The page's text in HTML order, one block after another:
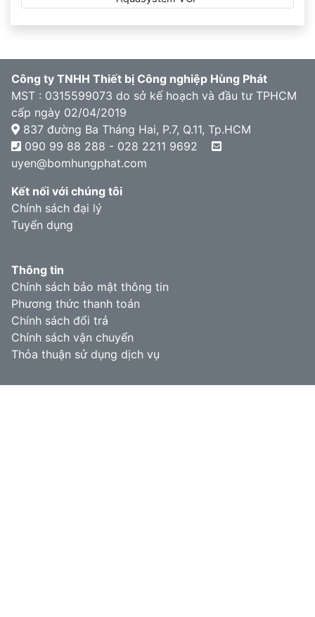
Công ty TNHH Thiết bị Công nghiệp Hùng Phát
MST : 0315599073 do sở kế hoạch và đầu tư TPHCM
cấp ngày 02/04/2019
837 đường Ba Tháng Hai, P.7, Q.11, Tp.HCM
090 99 88 288 - 028 2211 9692
uyen@bomhungphat.com
Kết nối với chúng tôi
Chính sách đại lý
Tuyển dụng
Thông tin
Chính sách bảo mật thông tin
Phương thức thanh toán
Chính sách đổi trả
Chính sách vận chuyển
Thỏa thuận sử dụng dịch vụ